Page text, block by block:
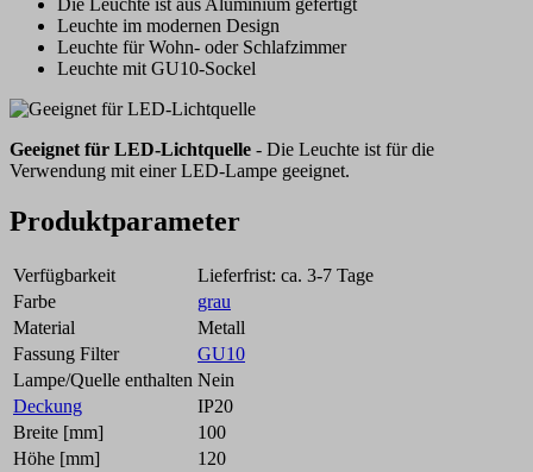
Leuchte im modernen Design
Leuchte für Wohn- oder Schlafzimmer
Leuchte mit GU10-Sockel
Geeignet für LED-Lichtquelle - Die Leuchte ist für die
Verwendung mit einer LED-Lampe geeignet.
Produktparameter
Verfügbarkeit
Lieferfrist: ca. 3-7 Tage
Farbe
grau
Material
Metall
Fassung Filter
GU10
Lampe/Quelle enthalten Nein
Deckung
IP20
Breite [mm]
100
Höhe [mm]
120